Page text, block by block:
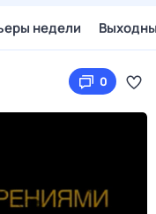
недели
0